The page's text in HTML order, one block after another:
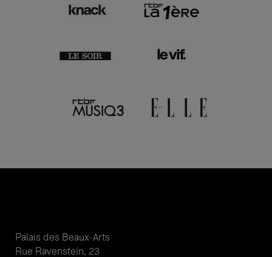
Palais des Beaux-Arts
Rue Ravenstein, 23